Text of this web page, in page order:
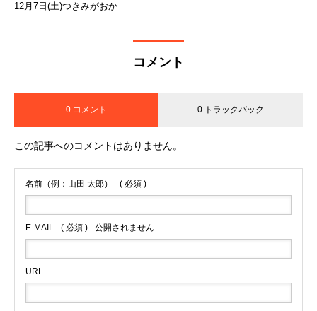
12月7日(土)つきみがおか
コメント
0 コメント 0 トラックバック
この記事へのコメントはありません。
名前（例：山田 太郎） ( 必須 )
E-MAIL ( 必須 ) - 公開されません -
URL